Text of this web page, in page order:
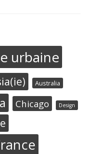
urbaine
Australia
Chicago Design